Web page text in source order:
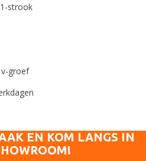
strook
groef
EN KOM LANGS IN